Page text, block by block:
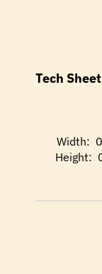
Tech
Width:
Height: